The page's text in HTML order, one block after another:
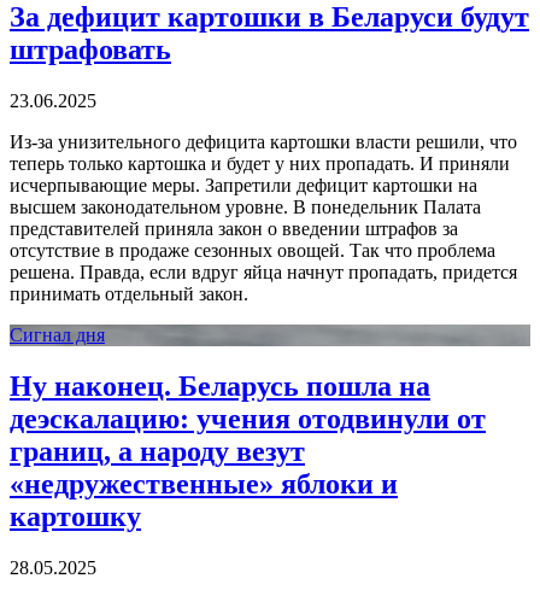
За дефицит картошки в Беларуси будут
штрафовать
23.06.2025
Из-за унизительного дефицита картошки власти решили, что
теперь только картошка и будет у них пропадать. И приняли
исчерпывающие меры. Запретили дефицит картошки на
высшем законодательном уровне. В понедельник Палата
представителей приняла закон о введении штрафов за
отсутствие в продаже сезонных овощей. Так что проблема
решена. Правда, если вдруг яйца начнут пропадать, придется
принимать отдельный закон.
Сигнал дня
Ну наконец. Беларусь пошла на
деэскалацию: учения отодвинули от
границ, а народу везут
«недружественные» яблоки и
картошку
28.05.2025